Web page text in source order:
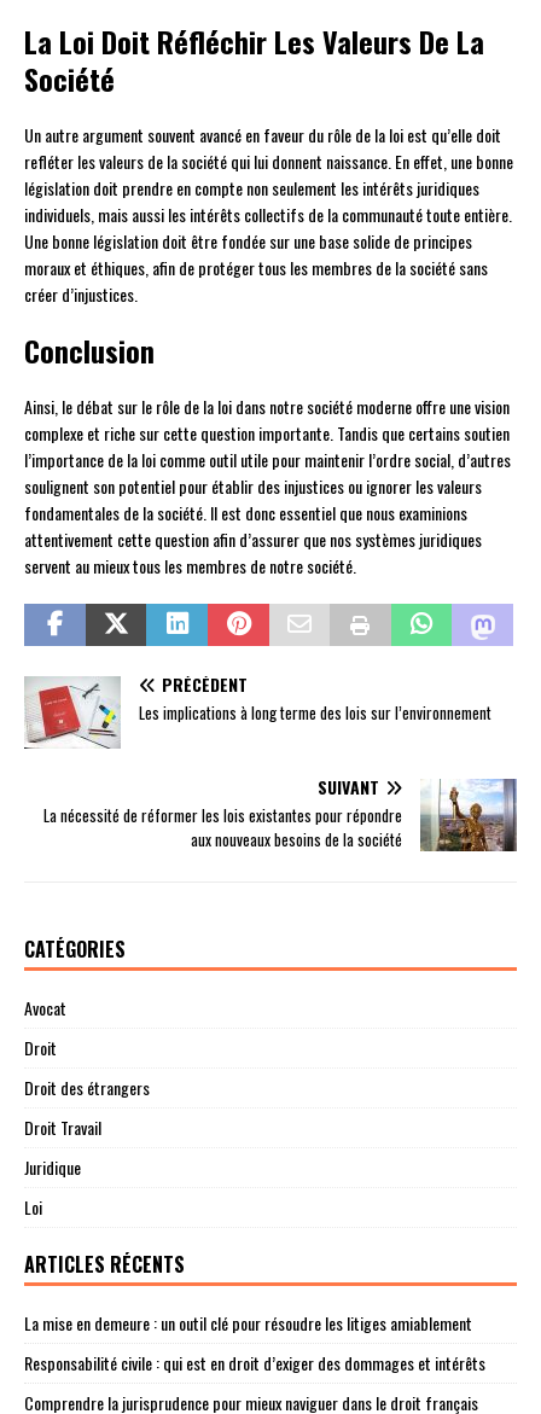
La Loi Doit Réfléchir Les Valeurs De La
Société
Un autre argument souvent avancé en faveur du rôle de la loi est qu’elle doit
refléter les valeurs de la société qui lui donnent naissance. En effet, une bonne
législation doit prendre en compte non seulement les intérêts juridiques
individuels, mais aussi les intérêts collectifs de la communauté toute entière.
Une bonne législation doit être fondée sur une base solide de principes
moraux et éthiques, afin de protéger tous les membres de la société sans
créer d’injustices.
Conclusion
Ainsi, le débat sur le rôle de la loi dans notre société moderne offre une vision
complexe et riche sur cette question importante. Tandis que certains soutien
l’importance de la loi comme outil utile pour maintenir l’ordre social, d’autres
soulignent son potentiel pour établir des injustices ou ignorer les valeurs
fondamentales de la société. Il est donc essentiel que nous examinions
attentivement cette question afin d’assurer que nos systèmes juridiques
servent au mieux tous les membres de notre société.
PRÉCÉDENT
Les implications à long terme des lois sur l’environnement
SUIVANT
La nécessité de réformer les lois existantes pour répondre
aux nouveaux besoins de la société
CATÉGORIES
Avocat
Droit
Droit des étrangers
Droit Travail
Juridique
Loi
ARTICLES RÉCENTS
La mise en demeure : un outil clé pour résoudre les litiges amiablement
Responsabilité civile : qui est en droit d’exiger des dommages et intérêts
Comprendre la jurisprudence pour mieux naviguer dans le droit français